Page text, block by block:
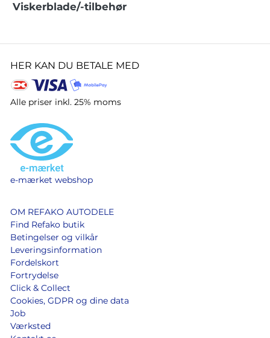
Viskerblade/-tilbehør
HER KAN DU BETALE MED
Alle priser inkl. 25% moms
e-mærket webshop
OM REFAKO AUTODELE
Find Refako butik
Betingelser og vilkår
Leveringsinformation
Fordelskort
Fortrydelse
Click & Collect
Cookies, GDPR og dine data
Job
Værksted